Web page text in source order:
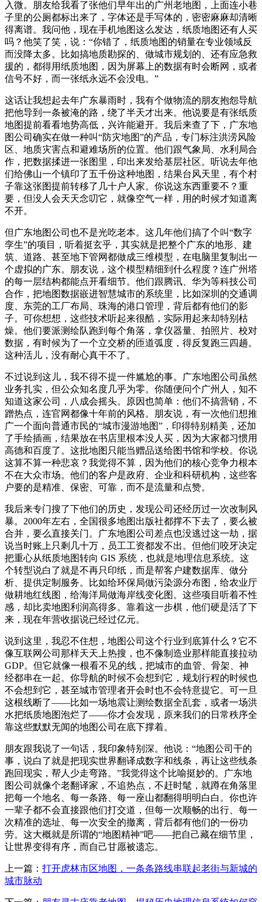
入微。朋友给我看了张他们早年出的广州老地图，上面连小巷
子里的公厕都标出来了，字体还是手写体的，密密麻麻却清晰
得离谱。我问他，现在手机地图这么发达，纸质地图还有人买
吗？他笑了笑，说：“你错了，纸质地图的销量在专业领域反
而没降太多。比如搞地质勘探的、做城市规划的、还有应急救
援的，都得用纸质地图，因为屏幕上的数据有时会断网，或者
信号不好，而一张纸永远不会没电。”
这话让我想起去年广东暴雨时，我有个做物流的朋友抱怨导航
把他导到一条被淹的路，绕了半天才出来。他说要是有张纸质
地图提前看看地势高低，兴许能避开。我后来查了下，广东地
图公司确实在做一种叫“防灾地图”的产品，专门标注洪涝风险
区、地质灾害点和避难场所的位置。他们跟气象局、水利局合
作，把数据揉进一张图里，印出来发给基层社区。听说去年他
们给佛山一个镇印了五千份这种地图，结果台风天里，有个村
子靠这张图提前转移了几十户人家。你说这东西重要不？重
要，但没人会天天念叨它，就像空气一样，用的时候才知道离
不开。
但广东地图公司也不是光吃老本。这几年他们搞了个叫“数字
孪生”的项目，听着挺玄乎，其实就是把整个广东的地形、建
筑、道路、甚至地下管网都做成三维模型，在电脑里复制出一
个虚拟的广东。朋友说，这个模型精细到什么程度？连广州塔
的每一层结构都能点开看细节。他们跟腾讯、华为等科技公司
合作，把地图数据嵌进智慧城市的系统里，比如深圳的交通调
度、东莞的工厂布局、珠海的港口管理，背后都有他们的影
子。可你想想，这些技术听起来很酷，实际用起来却特别枯
燥。他们要派测绘队跑到每个角落，拿仪器量、拍照片、校对
数据，有时候为了一个立交桥的匝道弧度，得反复跑三四趟。
这种活儿，没有耐心真干不了。
不过说到这儿，我不得不提一件尴尬的事。广东地图公司虽然
业务扎实，但公众知名度几乎为零。你随便问个广州人，知不
知道这家公司，八成会摇头。原因也简单：他们不搞营销，不
蹭热点，连官网都像十年前的风格。朋友说，有一次他们想推
广一个面向普通市民的“城市漫游地图”，印得特别精美，还加
了手绘插画，结果放在书店里根本没人买，因为大家都习惯用
高德和百度了。这批地图只能当赠品送给图书馆和学校。你说
这算不算一种悲哀？我觉得不算，因为他们的核心竞争力根本
不在大众市场。他们的客户是政府、企业和科研机构，这些客
户要的是精准、保密、可靠，而不是流量和点赞。
我后来专门搜了下他们的历史，发现公司还经历过一次改制风
暴。2000年左右，全国很多地图出版社都撑不下去了，要么被
合并，要么直接关门。广东地图公司差点也没逃过这一劫，据
说当时账上只剩几十万，员工工资都发不出。但他们咬牙决定
把重心从纸质地图转向 GIS 系统，也就是地理信息系统。这
个转型说白了就是不再只印纸，而是帮客户建数据库、做分
析、提供定制服务。比如给环保局做污染源分布图，给农业厅
做耕地红线图，给海洋局做海岸线变化图。这些项目听着不性
感，却比卖地图利润高得多。靠着这一步棋，他们硬是活了下
来，现在年营收据说已经过亿元。
说到这里，我忍不住想，地图公司这个行业到底算什么？它不
像互联网公司那样天天上热搜，也不像制造业那样能直接拉动
GDP。但它就像一根看不见的线，把城市的血管、骨架、神
经都串在一起。你导航的时候不会想到它，规划行程的时候也
不会想到它，甚至城市管理者开会时也不会特意提它。可一旦
这根线断了——比如一场地震让测绘数据全乱套，或者一场洪
水把纸质地图泡烂了——你才会发现，原来我们的日常秩序全
靠这些默默无闻的地图公司在底下撑着。
朋友跟我说了一句话，我印象特别深。他说：“地图公司干的
事，说白了就是把现实世界翻译成数字和线条，再让这些线条
跑回现实，帮人少走弯路。”我觉得这个比喻挺妙的。广东地
图公司就像个老翻译家，不追热点，不赶时髦，就蹲在角落里
把每一个地名、每一条路、每一座山都翻得明明白白。你也许
一辈子都不会直接跟他们打交道，但每一次顺畅的出行、每一
次精准的选址、每一次安全的撤离，背后都有他们的一份功
劳。这大概就是所谓的“地图精神”吧——把自己藏在细节里，
让世界变得有序，而自己甘愿被遗忘。
上一篇： 打开虎林市区地图，一条条路线串联起老街与新城的
城市脉动